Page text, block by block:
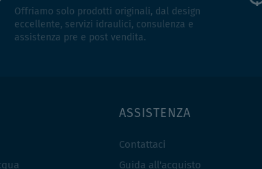
Offriamo solo prodotti originali, dal design
eccellente, servizi idraulici, consulenza e
assistenza pre e post vendita.
ASSISTENZA
Contattaci
Guida all'acquisto